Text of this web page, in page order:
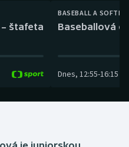
– štafeta
BASEBALL A
Baseballová
Dnes, 12:55-16:15